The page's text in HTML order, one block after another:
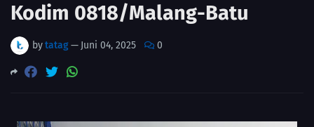
Kodim 0818/Malang-Batu
bytatag— Juni 04, 2025 0